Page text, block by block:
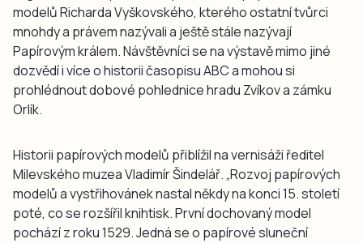
modelů Richarda Vyškovského, kterého ostatní tvůrci
mnohdy a právem nazývali a ještě stále nazývají
Papírovým králem. Návštěvníci se na výstavě mimo jiné
dozvědí i více o historii časopisu ABC a mohou si
prohlédnout dobové pohlednice hradu Zvíkov a zámku
Orlík.
Historii papírových modelů přiblížil na vernisáži ředitel
Milevského muzea Vladimír Šindelář. „Rozvoj papírových
modelů a vystřihovánek nastal někdy na konci 15. století
poté, co se rozšířil knihtisk. První dochovaný model
pochází z roku 1529. Jedná se o papírové sluneční